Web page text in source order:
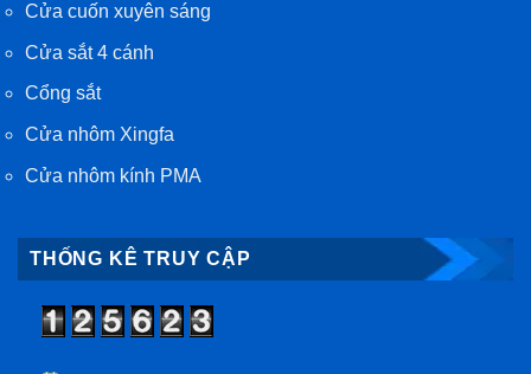
Cửa cuốn xuyên sáng
Cửa sắt 4 cánh
Cổng sắt
Cửa nhôm Xingfa
Cửa nhôm kính PMA
THỐNG KÊ TRUY CẬP